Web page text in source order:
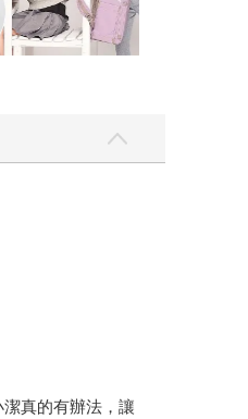
真的有辦法，讓